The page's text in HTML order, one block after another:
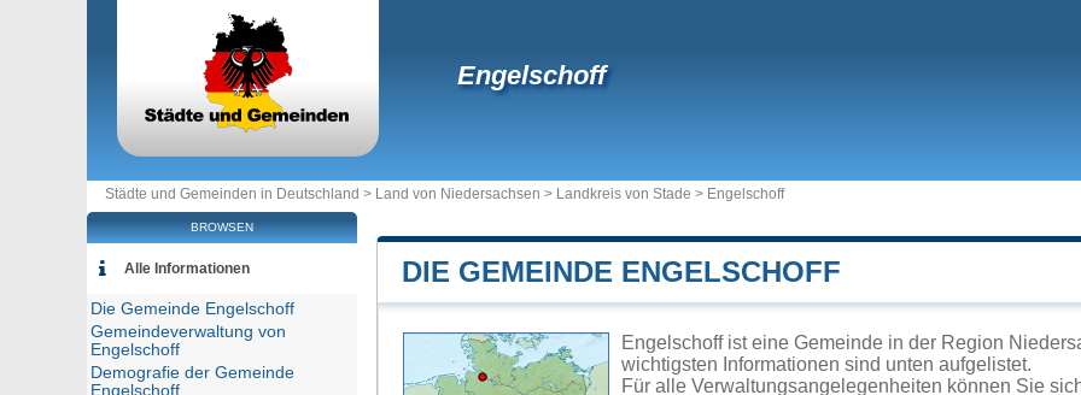
Engelschoff
Städte und Gemeinden in Deutschland > Land von Niedersachsen > Landkreis von Stade > Engelschoff
DIE GEMEINDE ENGELSCHOFF
Engelschoff ist eine Gemeinde in der Region
wichtigsten Informationen sind unten aufgelistet.
Für alle Verwaltungsangelegenheiten können Sie
BROWSEN
Alle Informationen
Die Gemeinde Engelschoff
Gemeindeverwaltung von
Engelschoff
Demografie der Gemeinde
Engelschoff